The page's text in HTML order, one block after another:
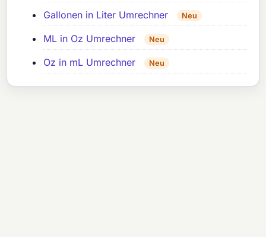
Gallonen in Liter Umrechner Neu
ML in Oz Umrechner Neu
Oz in mL Umrechner Neu